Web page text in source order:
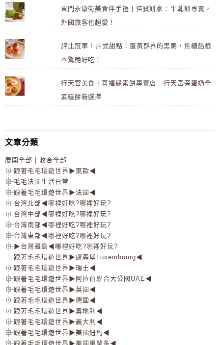
東門永康街美食伴手禮 | 佳賓餅家 : 牛軋餅專賣，
外國旅客也超愛！
評比冠軍 ! 艸式甜點：蛋黃酥界的黑馬，焦糖餡根
本驚艷好吃！
行天宮美食 | 喜福緣素餅專賣店 : 行天宮旁蛋奶全
素糕餅新選擇
文章分類
展開全部 | 收合全部
跟著毛毛環遊世界▶東歐◀
毛毛法國生活日常
跟著毛毛環遊世界▶法國◀
台灣北部◀哪裡好吃?哪裡好玩?
台灣中部◀哪裡好吃?哪裡好玩?
台灣南部◀哪裡好吃?哪裡好玩?
台灣東部◀哪裡好吃?哪裡好玩?
▶台灣離島◀哪裡好吃?哪裡好玩?
跟著毛毛環遊世界▶盧森堡Luxembourg◀
跟著毛毛環遊世界▶瑞士◀
跟著毛毛環遊世界▶阿拉伯聯合大公國UAE◀
跟著毛毛環遊世界▶英國◀
跟著毛毛環遊世界▶德國◀
跟著毛毛環遊世界▶奧地利◀
跟著毛毛環遊世界▶義大利◀
跟著毛毛環遊世界▶美國紐約◀
跟著毛毛環遊世界▶美國奧蘭多◀